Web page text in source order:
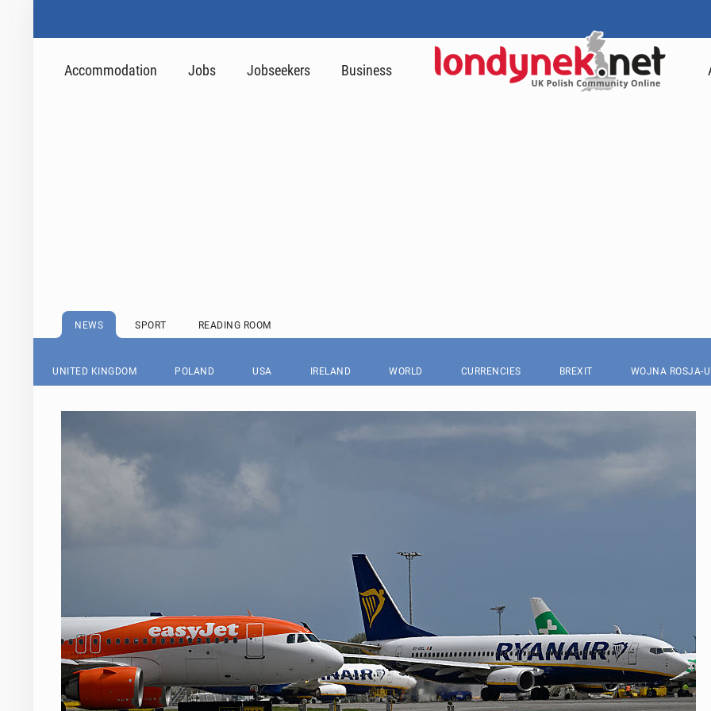
Accommodation Jobs Jobseekers Business
NEWS SPORT READING ROOM
UNITED KINGDOM POLAND USA IRELAND WORLD CURRENCIES BREXIT WOJNA ROSJA-